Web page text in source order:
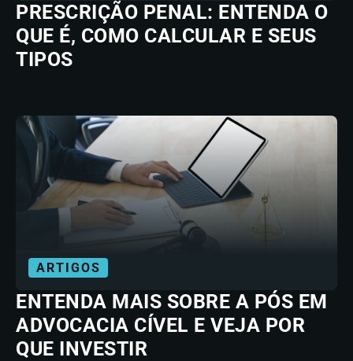
PRESCRIÇÃO PENAL: ENTENDA O
QUE É, COMO CALCULAR E SEUS
TIPOS
ARTIGOS
ENTENDA MAIS SOBRE A PÓS EM
ADVOCACIA CÍVEL E VEJA POR
QUE INVESTIR